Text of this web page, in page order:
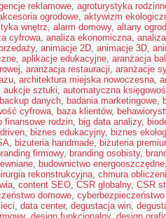
reklamowe, agroturystyka
ogrodowe, aktywizm
wnętrz, alarm domowy, altany
cyfrowa, analiza ekonomiczna,
, animacje 2D, animacje 3D,
, aplikacje edukacyjne, aranżacja
, aranżacja restauracji, aranżacje
, architektura miejska nowoczesna,
aukcje sztuki, automatyczna
backup danych, badania marketingowe,
cyfrowa, baza klientów,
finansowe rodzin, big data analizy,
, biznes edukacyjny, biznes
, bizuteria handmade, biżuteria
firmowy, branding osobisty,
, budownictwo energooszczędne
rekonstrukcyjna, chmura
, content SEO, CSR globalny, CSR
domowe,
, data center, degustacja win,